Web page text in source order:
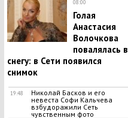
08:00
Голая
Анастасия
Волочкова
повалялась в
снегу: в Сети появился
снимок
19:48
Николай Басков и его
невеста Софи Кальчева
взбудоражили Сеть
чувственным фото